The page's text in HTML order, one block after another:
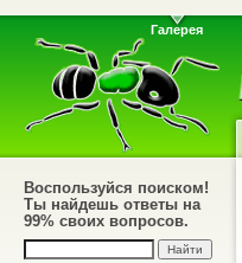
Галерея
Воспользуйся поиском!
Ты найдешь ответы на
99% своих вопросов.